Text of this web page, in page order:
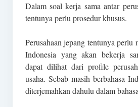
Dalam soal kerja sama antar
tentunya perlu prosedur khusus.
Perusahaan jepang tentunya perlu
Indonesia yang akan bekerja
dapat dilihat dari profile
usaha. Sebab masih berbahasa
diterjemahkan dahulu dalam